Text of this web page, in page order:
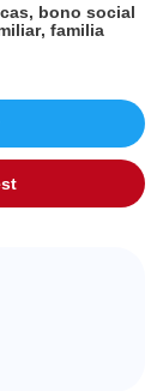
, bono social
, familia